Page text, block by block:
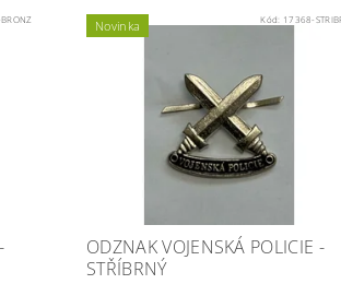
Novinka Kód: 17368-
ODZNAK VOJENSKÁ POLICIE -
STŘÍBRNÝ